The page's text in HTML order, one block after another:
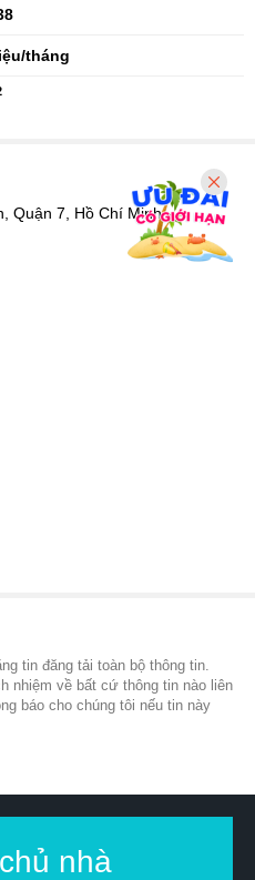
tháng
Quận 7, Hồ Chí Minh
tin đăng tải toàn bộ thông tin.
nhiệm về bất cứ thông tin nào liên
báo cho chúng tôi nếu tin này
nhà